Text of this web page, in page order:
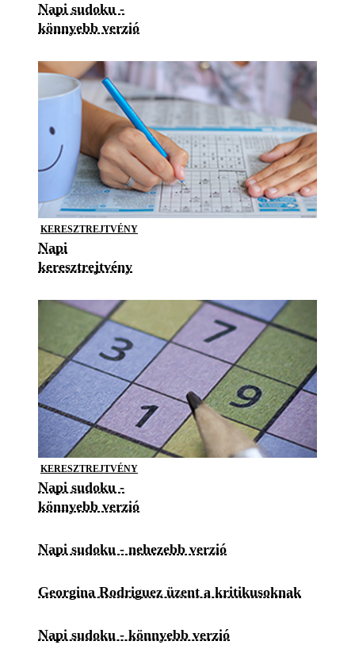
Napi sudoku -
könnyebb verzió
KERESZTREJTVÉNY
Napi
keresztrejtvény
KERESZTREJTVÉNY
Napi sudoku -
könnyebb verzió
Napi sudoku - nehezebb verzió
Georgina Rodriguez üzent a kritikusoknak
Napi sudoku - könnyebb verzió